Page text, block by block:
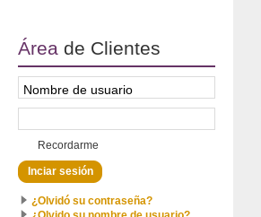
Área de Clientes
Recordarme
¿Olvidó su contraseña?